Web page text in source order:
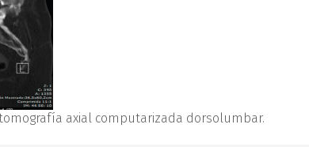
axial computarizada dorsolumbar.